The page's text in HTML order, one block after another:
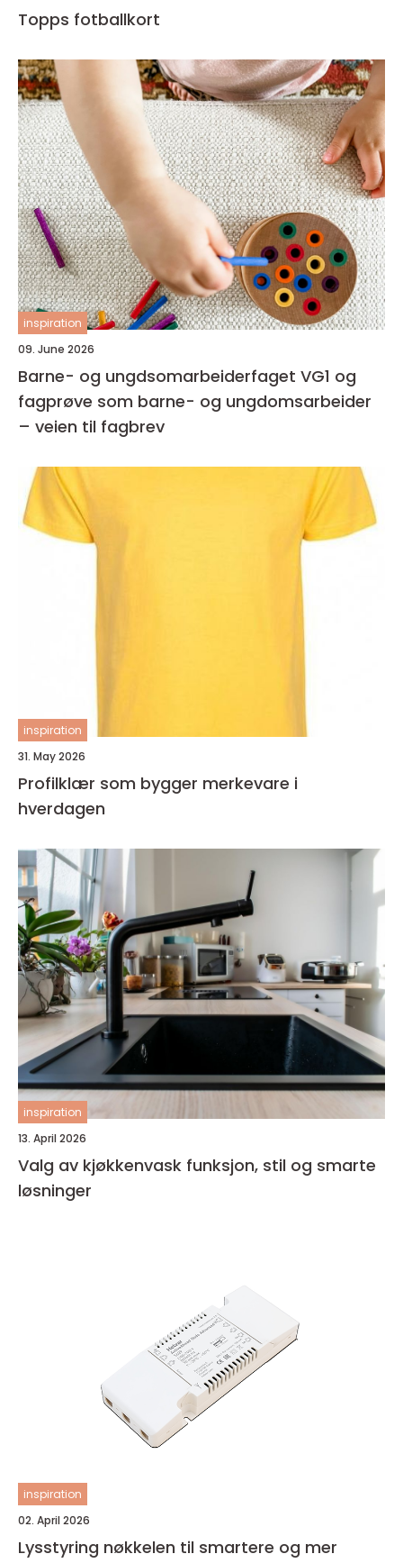
Topps fotballkort
inspiration
09. June 2026
Barne- og ungdsomarbeiderfaget VG1 og
fagprøve som barne- og ungdomsarbeider
– veien til fagbrev
inspiration
31. May 2026
Profilklær som bygger merkevare i
hverdagen
inspiration
13. April 2026
Valg av kjøkkenvask funksjon, stil og smarte
løsninger
inspiration
02. April 2026
Lysstyring nøkkelen til smartere og mer